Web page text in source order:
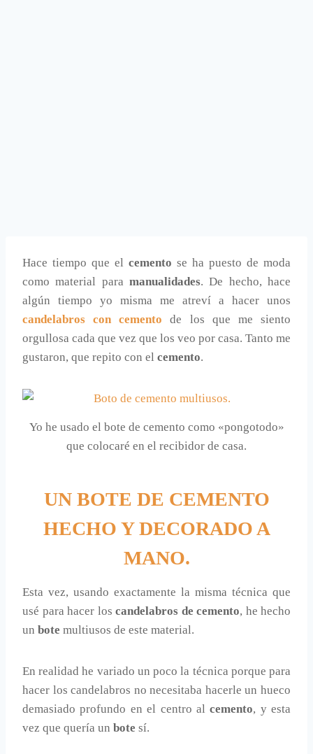
Hace tiempo que el cemento se ha puesto de moda
como material para manualidades. De hecho, hace
algún tiempo yo misma me atreví a hacer unos
candelabros con cemento de los que me siento
orgullosa cada que vez que los veo por casa. Tanto me
gustaron, que repito con el cemento.
Yo he usado el bote de cemento como «pongotodo»
que colocaré en el recibidor de casa.
UN BOTE DE CEMENTO
HECHO Y DECORADO A
MANO.
Esta vez, usando exactamente la misma técnica que
usé para hacer los candelabros de cemento, he hecho
un bote multiusos de este material.
En realidad he variado un poco la técnica porque para
hacer los candelabros no necesitaba hacerle un hueco
demasiado profundo en el centro alcemento, y esta
vez que quería un bote sí.